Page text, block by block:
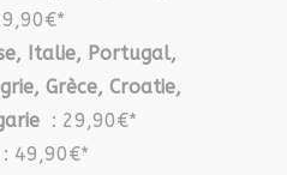
Italie, Portugal,
Grèce, Croatie,
: 29,90€*
: 49,90€*